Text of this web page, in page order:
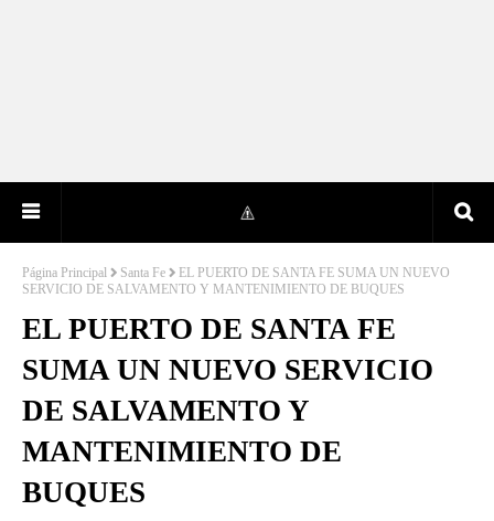
Página Principal Santa Fe
EL PUERTO DE SANTA FE SUMA UN NUEVO
SERVICIO DE SALVAMENTO Y MANTENIMIENTO DE BUQUES
EL PUERTO DE SANTA FE
SUMA UN NUEVO SERVICIO
DE SALVAMENTO Y
MANTENIMIENTO DE
BUQUES